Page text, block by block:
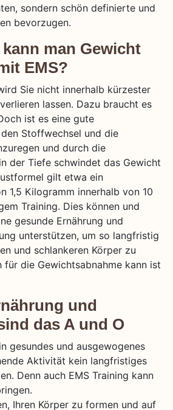
sondern schön definierte und
bevorzugen.
man Gewicht
EMS?
Sie nicht innerhalb kürzester
lassen. Dazu braucht es
ist es eine gute
Stoffwechsel und die
und durch die
der Tiefe schwindet das Gewicht
gilt etwa ein
1,5 Kilogramm innerhalb von 10
Training. Dies können und
gesunde Ernährung und
unterstützen, um so langfristig
und schlankeren Körper zu
für die Gewichtsabnahme kann ist
und
das A und O
gesundes und ausgewogenes
Aktivität kein langfristiges
Denn auch EMS Training kann
Ihren Körper zu formen und auf